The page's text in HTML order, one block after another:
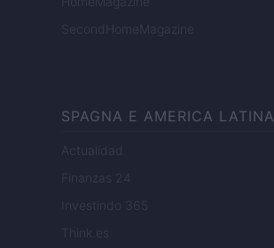
SecondHomeMagazine
SPAGNA E AMERICA LATINA
Actualidad
Finanzas 24
Investindo 365
Think.es